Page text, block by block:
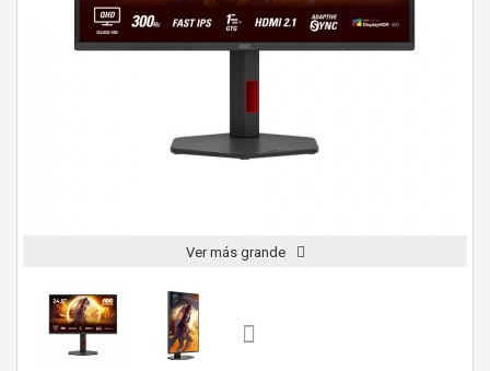
Ver más grande